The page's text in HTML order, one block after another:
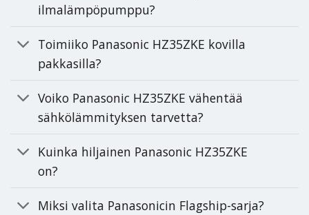
ilmalämpöpumppu?
Toimiiko Panasonic HZ35ZKE kovilla
pakkasilla?
Voiko Panasonic HZ35ZKE vähentää
sähkölämmityksen tarvetta?
Kuinka hiljainen Panasonic HZ35ZKE
on?
Miksi valita Panasonicin Flagship-sarja?